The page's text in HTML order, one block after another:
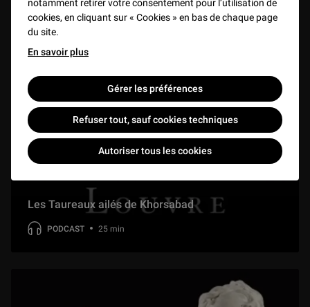
notamment retirer votre consentement pour l’utilisation de
cookies, en cliquant sur « Cookies » en bas de chaque page
du site.
En savoir plus
Gérer les préférences
Refuser tout, sauf cookies techniques
Autoriser tous les cookies
Les Taureaux ailés de Khorsabad
PODCAST 25 min